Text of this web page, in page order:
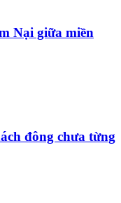
Nại giữa miền
đông chưa từng